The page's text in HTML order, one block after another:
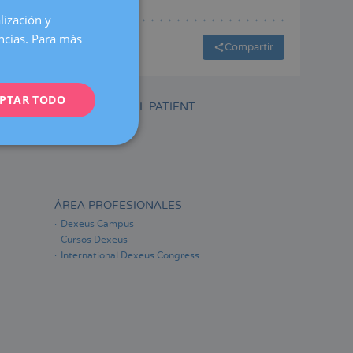
Compartir
INTERNATIONAL PATIENT
ÁREA PROFESIONALES
Dexeus Campus
Cursos Dexeus
International Dexeus Congress
CATALÀ
FRENCH
y
Para más
TODO